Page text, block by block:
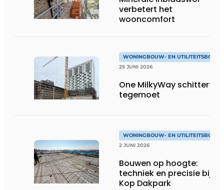
verbetert het
wooncomfort
WONINGBOUW- EN UTILITEITSBOUW
25 JUNI 2026
One MilkyWay schittert je
tegemoet
WONINGBOUW- EN UTILITEITSBOUW
2 JUNI 2026
Bouwen op hoogte:
techniek en precisie bij
Kop Dakpark